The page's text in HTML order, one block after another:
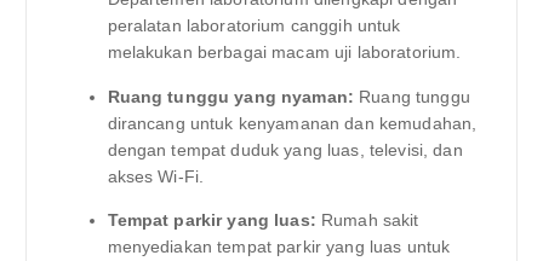
peralatan laboratorium canggih untuk
melakukan berbagai macam uji laboratorium.
Ruang tunggu yang nyaman: Ruang tunggu
dirancang untuk kenyamanan dan kemudahan,
dengan tempat duduk yang luas, televisi, dan
akses Wi-Fi.
Tempat parkir yang luas: Rumah sakit
menyediakan tempat parkir yang luas untuk